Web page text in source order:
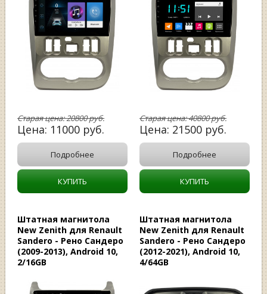
Старая цена:20800руб.
Цена: 11000 руб.
Подробнее
КУПИТЬ
Старая цена:40800руб.
Цена: 21500 руб.
Подробнее
КУПИТЬ
Штатная магнитола
New Zenith для Renault
Sandero - Рено Сандеро
(2009-2013), Android 10,
2/16GB
Штатная магнитола
New Zenith для Renault
Sandero - Рено Сандеро
(2012-2021), Android 10,
4/64GB